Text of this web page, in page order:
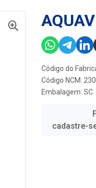
Código do
Código NCM:
Embalagem: SC
cadastre-